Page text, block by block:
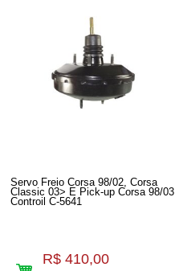
Servo Freio Corsa 98/02, Corsa
Classic 03> E Pick-up Corsa 98/03
Controil C-5641
R$ 410,00